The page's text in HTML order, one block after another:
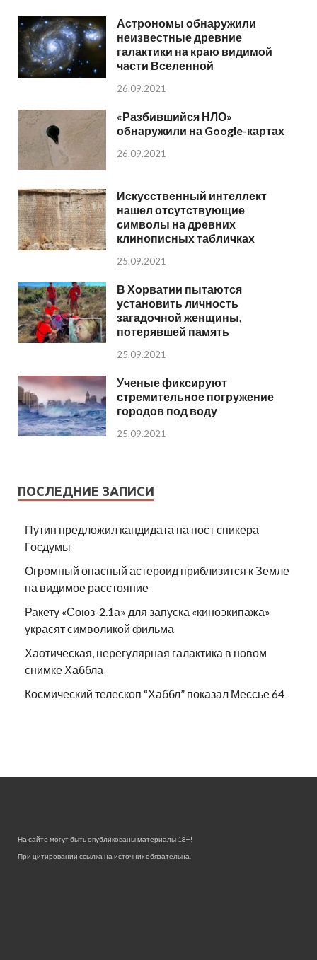
Астрономы обнаружили
неизвестные древние
галактики на краю видимой
части Вселенной
26.09.2021
«Разбившийся НЛО»
обнаружили на Google-картах
26.09.2021
Искусственный интеллект
нашел отсутствующие
символы на древних
клинописных табличках
25.09.2021
В Хорватии пытаются
установить личность
загадочной женщины,
потерявшей память
25.09.2021
Ученые фиксируют
стремительное погружение
городов под воду
25.09.2021
ПОСЛЕДНИЕ ЗАПИСИ
Путин предложил кандидата на пост спикера
Госдумы
Огромный опасный астероид приблизится к Земле
на видимое расстояние
Ракету «Союз-2.1а» для запуска «киноэкипажа»
украсят символикой фильма
Хаотическая, нерегулярная галактика в новом
снимке Хаббла
Космический телескоп “Хаббл” показал Мессье 64
На сайте могут быть опубликованы материалы 18+!
При цитировании ссылка на источник обязательна.